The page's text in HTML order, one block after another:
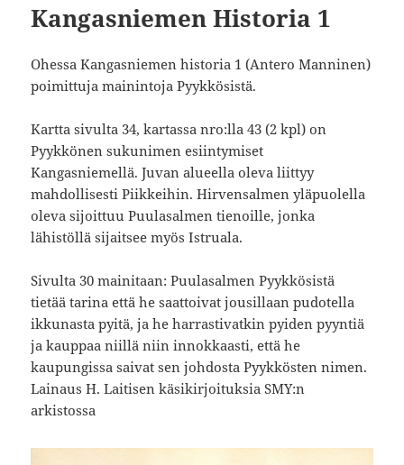
Kangasniemen Historia 1
Ohessa Kangasniemen historia 1 (Antero Manninen)
poimittuja mainintoja Pyykkösistä.
Kartta sivulta 34, kartassa nro:lla 43 (2 kpl) on
Pyykkönen sukunimen esiintymiset
Kangasniemellä. Juvan alueella oleva liittyy
mahdollisesti Piikkeihin. Hirvensalmen yläpuolella
oleva sijoittuu Puulasalmen tienoille, jonka
lähistöllä sijaitsee myös Istruala.
Sivulta 30 mainitaan: Puulasalmen Pyykkösistä
tietää tarina että he saattoivat jousillaan pudotella
ikkunasta pyitä, ja he harrastivatkin pyiden pyyntiä
ja kauppaa niillä niin innokkaasti, että he
kaupungissa saivat sen johdosta Pyykkösten nimen.
Lainaus H. Laitisen käsikirjoituksia SMY:n
arkistossa